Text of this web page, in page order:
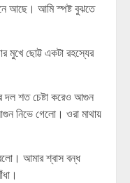
আছে। আমি স্পষ্ট বুঝতে
মুখে ছোট্ট একটা রহস্যের
দল শত চেষ্টা করেও আগুন
নিভে গেলো। ওরা মাথায়
আমার শ্বাস বন্ধ